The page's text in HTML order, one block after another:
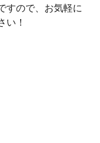
すので、お気軽に
い！